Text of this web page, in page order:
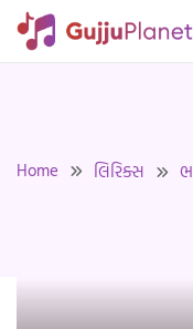
Skip
Home લિરિક્સ